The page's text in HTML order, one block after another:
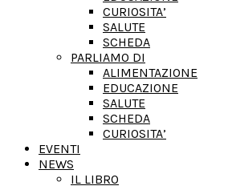
CURIOSITA’
SALUTE
SCHEDA
PARLIAMO DI
ALIMENTAZIONE
EDUCAZIONE
SALUTE
SCHEDA
CURIOSITA’
EVENTI
NEWS
IL LIBRO